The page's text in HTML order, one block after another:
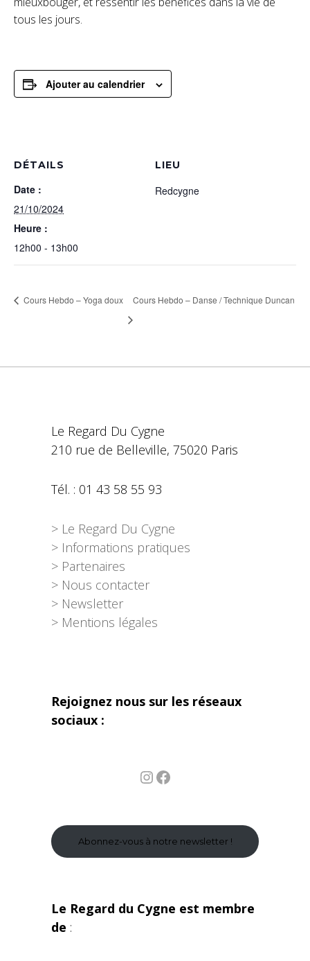
tous les jours.
Ajouter au calendrier
DÉTAILS
Date :
21/10/2024
Heure :
12h00 - 13h00
LIEU
Redcygne
Cours Hebdo – Yoga doux Cours Hebdo – Danse / Technique Duncan
Le Regard Du Cygne
210 rue de Belleville, 75020 Paris
Tél. : 01 43 58 55 93
> Le Regard Du Cygne
> Informations pratiques
> Partenaires
> Nous contacter
> Newsletter
> Mentions légales
Rejoignez nous sur les réseaux
sociaux :
InstagramFacebook
Abonnez-vous à notre newsletter !
Le Regard du Cygne est membre
de :